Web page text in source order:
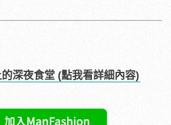
深夜食堂 (點我看詳細內容)